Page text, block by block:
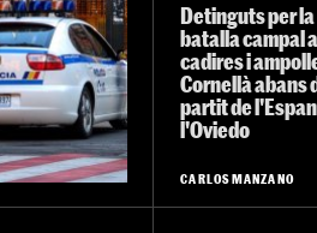
Detinguts per la
batalla campal
cadires i
Cornellà abans
partit de
l'Oviedo
CARLOS MANZANO